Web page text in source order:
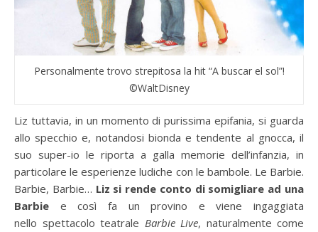
Personalmente trovo strepitosa la hit “A buscar el sol”!
©WaltDisney
Liz tuttavia, in un momento di purissima epifania, si guarda
allo specchio e, notandosi bionda e tendente al gnocca, il
suo super-io le riporta a galla memorie dell’infanzia, in
particolare le esperienze ludiche con le bambole. Le Barbie.
Barbie, Barbie… Liz si rende conto di somigliare ad una
Barbie e così fa un provino e viene ingaggiata
nello spettacolo teatrale Barbie Live, naturalmente come